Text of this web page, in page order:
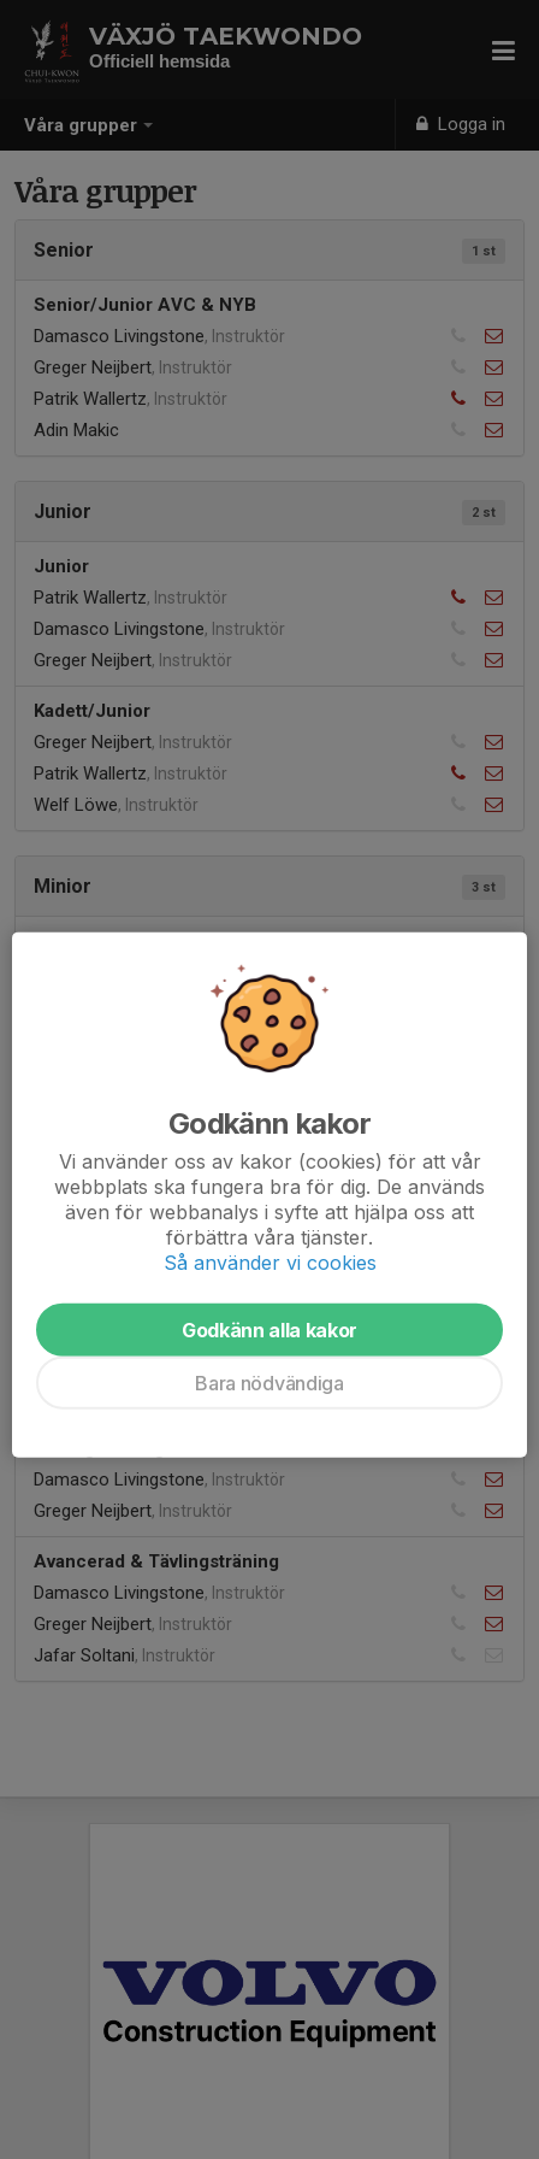
Våra grupper Logga in
VÄXJÖ TAEKWONDO
Officiell hemsida
Våra grupper
1 st
Senior
Senior/Junior AVC & NYB
Damasco Livingstone, Instruktör
Greger Neijbert, Instruktör
Patrik Wallertz, Instruktör
Adin Makic
2 st
Junior
Junior
Patrik Wallertz, Instruktör
Damasco Livingstone, Instruktör
Greger Neijbert, Instruktör
Kadett/Junior
Greger Neijbert, Instruktör
Patrik Wallertz, Instruktör
Welf Löwe, Instruktör
3 st
Minior
, Instruktör
Greger Neijbert, Instruktör
Welf Löwe, Instruktör
Tävlingsträning Kadett/Minior
Damasco Livingstone
Damasco Livingstone, Instruktör
Greger Neijbert, Instruktör
Avancerad & Tävlingsträning
Damasco Livingstone, Instruktör
Greger Neijbert, Instruktör
Jafar Soltani, Instruktör
Godkänn kakor
Vi använder oss av kakor (cookies) för att vår
webbplats ska fungera bra för dig. De används
även för webbanalys i syfte att hjälpa oss att
förbättra våra tjänster.
Så använder vi cookies
Godkänn alla kakor
Bara nödvändiga